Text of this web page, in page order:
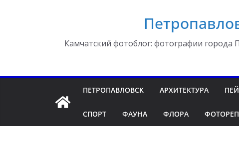
Камчатский фотоблог: фотографии города
ПЕТРОПАВЛОВСК АРХИТЕКТУРА
СПОРТ ФАУНА ФЛОРА